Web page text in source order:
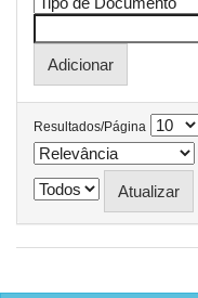
Resultados/Página